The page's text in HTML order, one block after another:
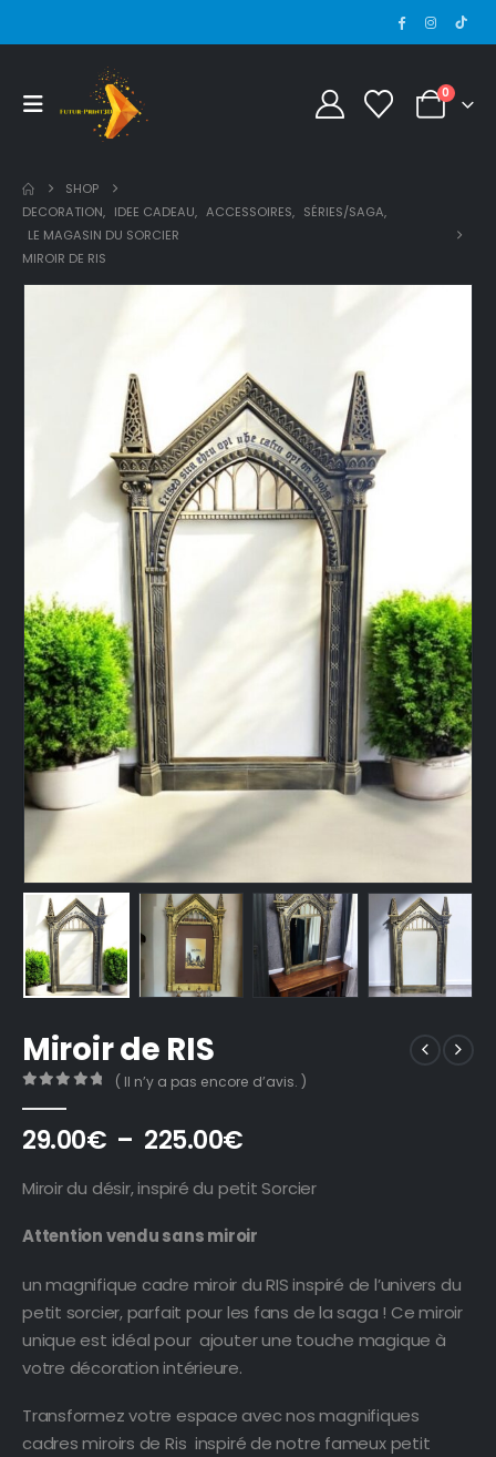
0
SHOP
DECORATION, IDEE CADEAU, ACCESSOIRES, SÉRIES/SAGA,
LE MAGASIN DU SORCIER
MIROIR DE RIS
Miroir de RIS
( Il n’y a pas encore d’avis. )
29.00€ – 225.00€
prix :
à
Miroir du désir, inspiré du petit Sorcier
Attention vendu sans miroir
un magnifique cadre miroir du RIS inspiré de l’univers du
petit sorcier, parfait pour les fans de la saga ! Ce miroir
unique est idéal pour ajouter une touche magique à
votre décoration intérieure.
Transformez votre espace avec nos magnifiques
cadres miroirs de Ris inspiré de notre fameux petit